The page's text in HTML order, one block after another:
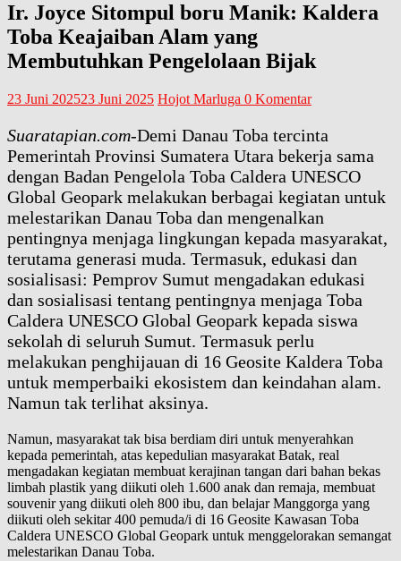
Ir. Joyce Sitompul boru Manik: Kaldera
Toba Keajaiban Alam yang
Membutuhkan Pengelolaan Bijak
23 Juni 202523 Juni 2025 Hojot Marluga 0 Komentar
Suaratapian.com-Demi Danau Toba tercinta
Pemerintah Provinsi Sumatera Utara bekerja sama
dengan Badan Pengelola Toba Caldera UNESCO
Global Geopark melakukan berbagai kegiatan untuk
melestarikan Danau Toba dan mengenalkan
pentingnya menjaga lingkungan kepada masyarakat,
terutama generasi muda. Termasuk, edukasi dan
sosialisasi: Pemprov Sumut mengadakan edukasi
dan sosialisasi tentang pentingnya menjaga Toba
Caldera UNESCO Global Geopark kepada siswa
sekolah di seluruh Sumut. Termasuk perlu
melakukan penghijauan di 16 Geosite Kaldera Toba
untuk memperbaiki ekosistem dan keindahan alam.
Namun tak terlihat aksinya.
Namun, masyarakat tak bisa berdiam diri untuk menyerahkan
kepada pemerintah, atas kepedulian masyarakat Batak, real
mengadakan kegiatan membuat kerajinan tangan dari bahan bekas
limbah plastik yang diikuti oleh 1.600 anak dan remaja, membuat
souvenir yang diikuti oleh 800 ibu, dan belajar Manggorga yang
diikuti oleh sekitar 400 pemuda/i di 16 Geosite Kawasan Toba
Caldera UNESCO Global Geopark untuk menggelorakan semangat
melestarikan Danau Toba.